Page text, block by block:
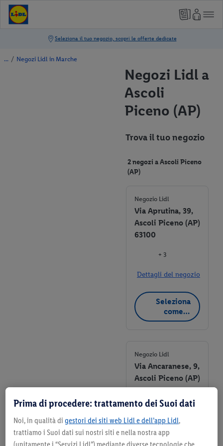
/ Negozi Lidl in Marche
Negozi Lidl a
Ascoli
Piceno (AP)
Trova il tuo negozio
2 negozi a Ascoli Piceno
(AP)
Negozio Lidl
Via Aprutina, 39,
Ascoli Piceno (AP)
63100
+ 3
Dettagli del negozio
Seleziona
come
negozio
Negozio Lidl
Via Ancaranese, 9,
Ascoli Piceno (AP)
63100
Dettagli del negozio
Prima di procedere: trattamento dei Suoi dati
Noi, in qualità di gestori dei siti web Lidl e dell’app Lidl,
trattiamo i Suoi dati sui nostri siti e nella nostra app
(unitamente i “Servizi Lidl”) mediante diverse tecnologie che